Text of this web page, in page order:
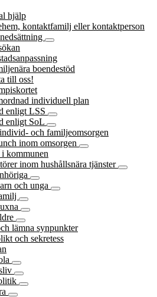
hjälp
kontaktfamilj eller kontaktperson
boendestöd
till oss!
individuell plan
enligt LSS
enligt SoL
och familjeomsorgen
inom omsorgen
kommunen
inom hushållsnära tjänster
och unga
lämna synpunkter
och sekretess